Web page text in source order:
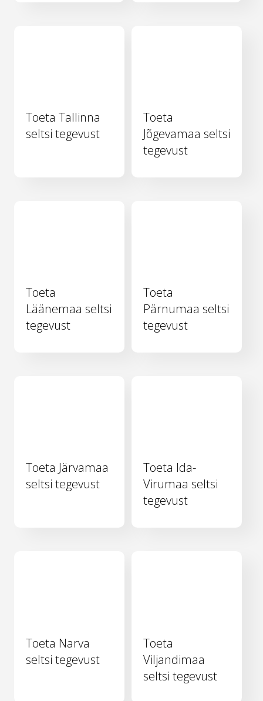
Toeta Tallinna
seltsi tegevust
Toeta
Jõgevamaa seltsi
tegevust
Toeta
Läänemaa seltsi
tegevust
Toeta
Pärnumaa seltsi
tegevust
Toeta Järvamaa
seltsi tegevust
Toeta Ida-
Virumaa seltsi
tegevust
Toeta Narva
seltsi tegevust
Toeta
Viljandimaa
seltsi tegevust